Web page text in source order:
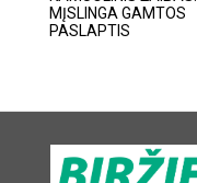
MĮSLINGA GAMTOS
PASLAPTIS